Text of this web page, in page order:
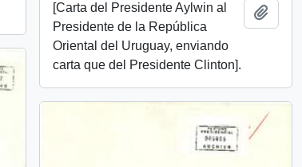
[Carta del Presidente Aylwin al
Presidente de la República
Oriental del Uruguay, enviando
carta que del Presidente Clinton].